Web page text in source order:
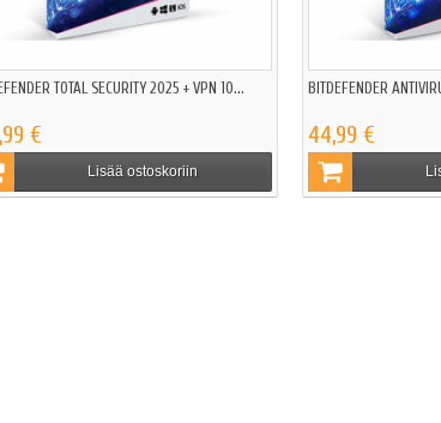
TOTAL SECURITY 2025 + VPN 10...
€
Lisää ostoskoriin
BITDEFENDER
44,99 €